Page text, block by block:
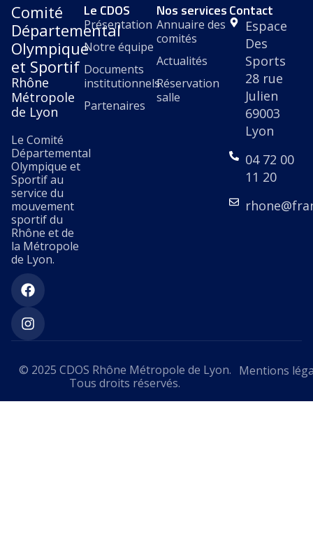
Comité
Départemental
Olympique
et Sportif
Rhône
Métropole
de Lyon
Le Comité
Départemental
Olympique et
Sportif au
service du
mouvement
sportif du
Rhône et de
la Métropole
de Lyon.
Le CDOS
Présentation
Notre équipe
Documents
institutionnels
Partenaires
Nos services
Annuaire des
comités
Actualités
Réservation
salle
Contact
Espace
Des
Sports
28 rue
Julien
69003
Lyon
04 72 00
11 20
© 2025 CDOS Rhône Métropole de Lyon.
Tous droits réservés.
Mentions